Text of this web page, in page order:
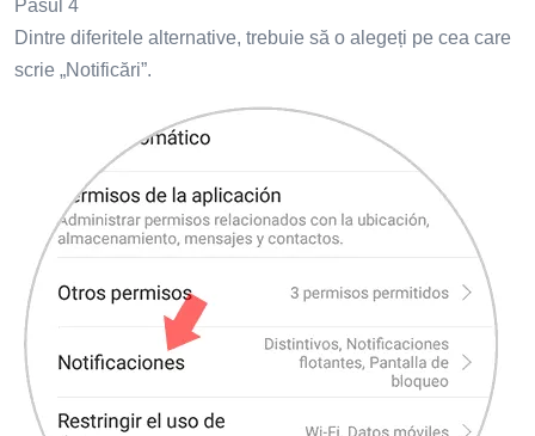
Pasul 4
Dintre diferitele alternative, trebuie să o alegeți pe cea care
scrie „Notificări”.